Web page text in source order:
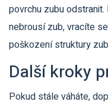
povrchu zubu
nebrousí zub, vracíte
poškození struktury
Další kroky
Pokud stále váháte,